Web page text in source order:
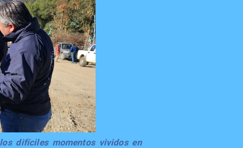
difíciles momentos vividos en